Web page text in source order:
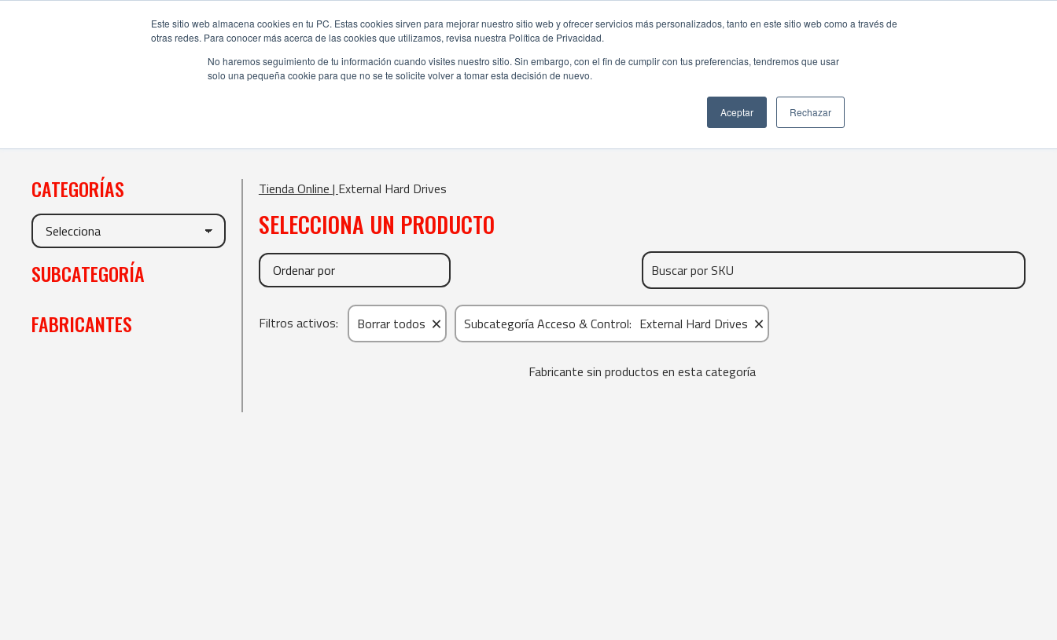
Este sitio web almacena cookies en tu PC. Estas cookies sirven para mejorar nuestro sitio web y ofrecer servicios más personalizados, tanto en este sitio web como a través de
otras redes. Para conocer más acerca de las cookies que utilizamos, revisa nuestra Política de Privacidad.
No haremos seguimiento de tu información cuando visites nuestro sitio. Sin embargo, con el fin de cumplir con tus preferencias, tendremos que usar
solo una pequeña cookie para que no se te solicite volver a tomar esta decisión de nuevo.
Aceptar Rechazar
CATEGORÍAS
SUBCATEGORÍA
FABRICANTES
Tienda Online | External Hard Drives
SELECCIONA UN PRODUCTO
Filtros activos: Borrar todos × Subcategoría Acceso & Control: External Hard Drives ×
Fabricante sin productos en esta categoría